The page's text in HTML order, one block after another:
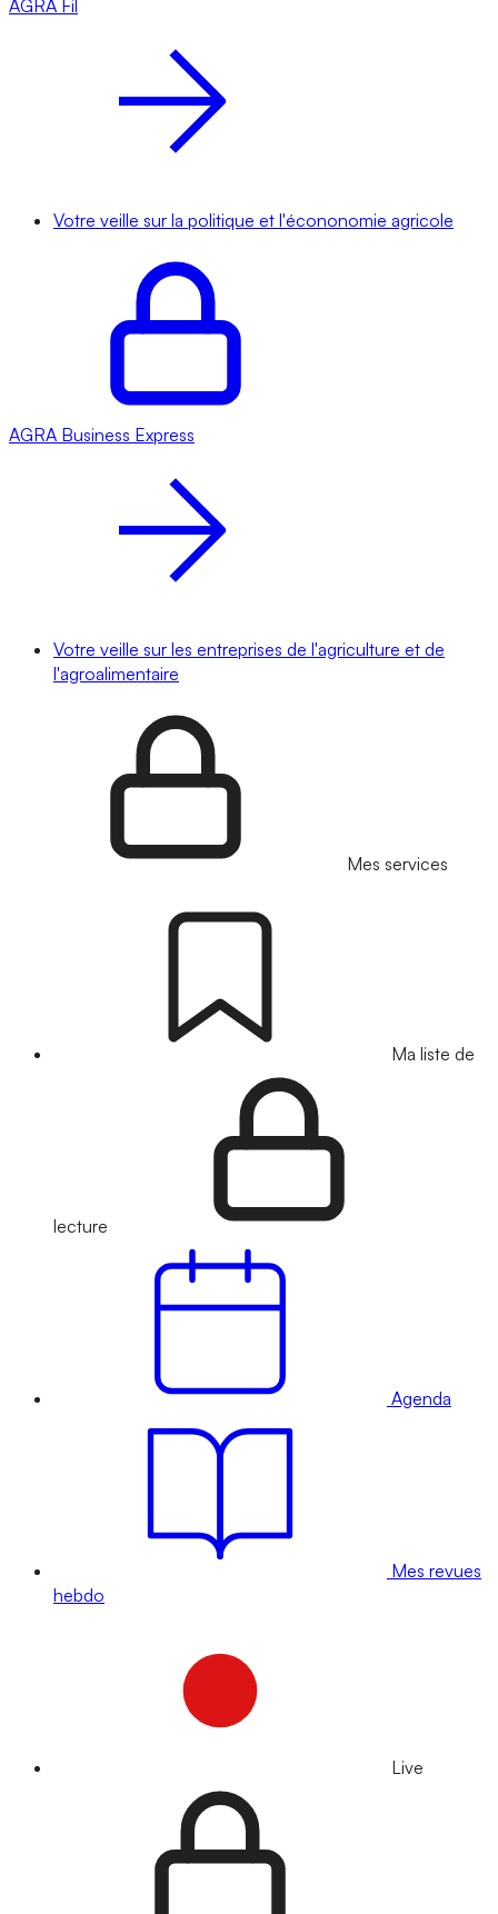
AGRA Fil
Votre veille sur la politique et l'écononomie agricole
AGRA Business Express
Votre veille sur les entreprises de l'agriculture et de
l'agroalimentaire
Mes services
Ma liste de
lecture
Agenda
Mes revues
hebdo
Live